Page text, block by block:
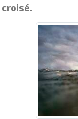
croisé.